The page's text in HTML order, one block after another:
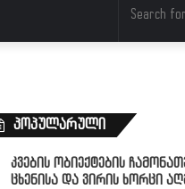
პოპულარული
კვების ობიექტების
ცხენისა და ვირის ხორცი